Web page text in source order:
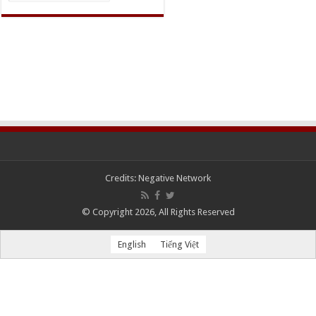
Credits: Negative Network
© Copyright 2026, All Rights Reserved
English Tiếng Việt